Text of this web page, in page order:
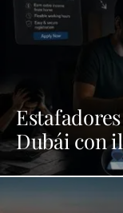
Dubái con